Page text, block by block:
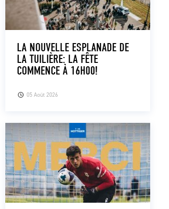
05 Août 2026
LA NOUVELLE ESPLANADE DE
LA TUILIÈRE: LA FÊTE
COMMENCE À 16H00!